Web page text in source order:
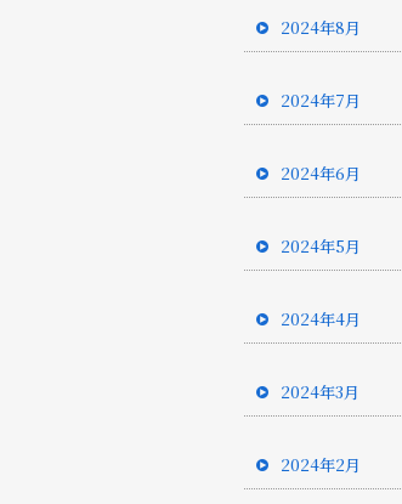
2024年8月
2024年7月
2024年6月
2024年5月
2024年4月
2024年3月
2024年2月